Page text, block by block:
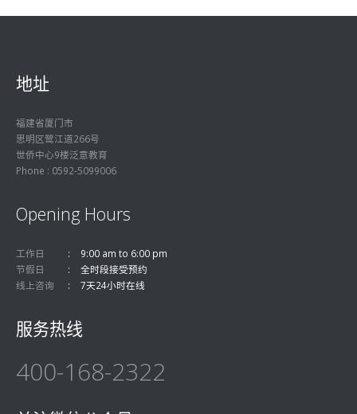
地址
福建省厦门市
思明区鹭江道266号
世侨中心9楼泛意教育
Phone : 0592-5099006
Opening Hours
工作日
9:00 am to 6:00 pm
节假日
全时段接受预约
线上咨询
7天24小时在线
服务热线
400-168-2322